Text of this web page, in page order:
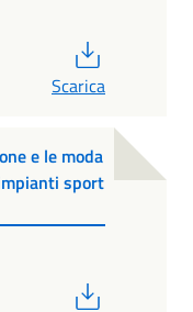
Scarica
e le moda
sport